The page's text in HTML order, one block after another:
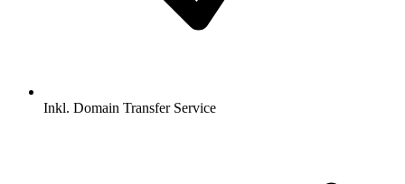
Inkl. Domain Transfer Service